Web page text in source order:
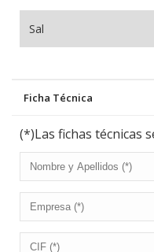
Sal
Ficha Técnica
(*)Las fichas técnicas